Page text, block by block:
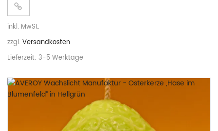
inkl. MwSt.
zzgl. Versandkosten
Lieferzeit: 3-5 Werktage